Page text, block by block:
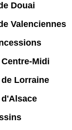
Douai
Valenciennes
Midi
Lorraine